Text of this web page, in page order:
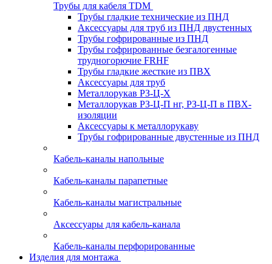
Трубы для кабеля TDM
Трубы гладкие технические из ПНД
Аксессуары для труб из ПНД двустенных
Трубы гофрированные из ПНД
Трубы гофрированные безгалогенные
трудногорючие FRHF
Трубы гладкие жесткие из ПВХ
Аксессуары для труб
Металлорукав РЗ-Ц-Х
Металлорукав РЗ-Ц-П нг, РЗ-Ц-П в ПВХ-
изоляции
Аксессуары к металлорукаву
Трубы гофрированные двустенные из ПНД
Кабель-каналы напольные
Кабель-каналы парапетные
Кабель-каналы магистральные
Аксессуары для кабель-канала
Кабель-каналы перфорированные
Изделия для монтажа